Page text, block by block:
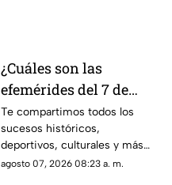
¿Cuáles son las
efemérides del 7 de
agosto? Esto se celebra
un día como hoy en
México y el mundo
Te compartimos todos los
sucesos históricos,
deportivos, culturales y más
que marcaron las efemérides
agosto 07, 2026 08:23 a. m.